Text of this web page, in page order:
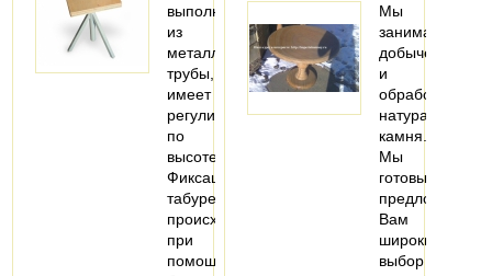
выполнен
из
металлической
трубы,
имеет
регулировку
по
высоте.
Фиксация
табурета
происходит
при
помощи
Мы
занимаемся
добычей
и
обработкой
натурального
камня.
Мы
готовы
предложить
Вам
широкий
выбор